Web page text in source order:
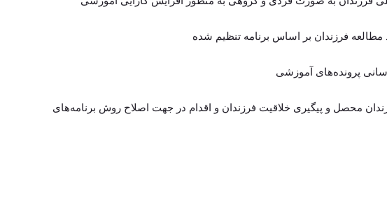
محصل و پیگیری خلاقیت فرزندان و اقدام در جهت اصلاح روش برنامه‌های